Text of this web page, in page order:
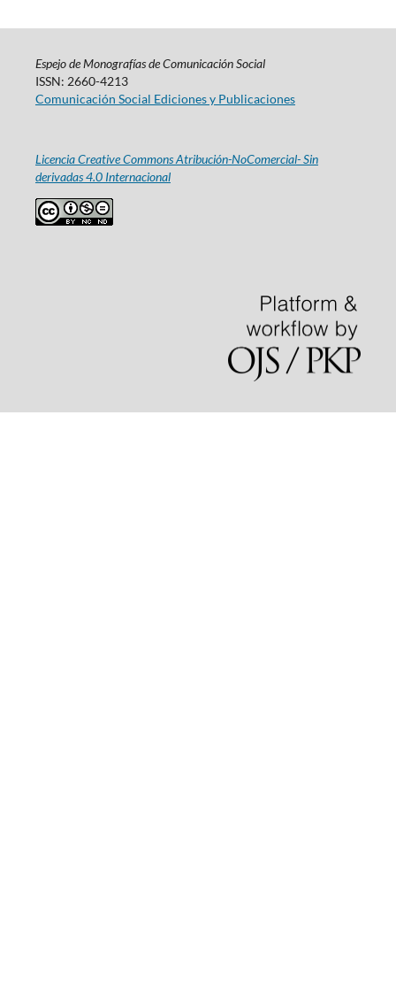
Espejo de Monografías de Comunicación Social
ISSN: 2660-4213
Comunicación Social Ediciones y Publicaciones
Licencia Creative Commons Atribución-NoComercial- Sin
derivadas 4.0 Internacional